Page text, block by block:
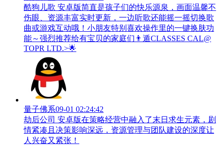
酷狗儿歌 安卓版简直是孩子们的快乐源泉，画面温馨不
伤眼、资源丰富实时更新，一边听歌还能摇一摇切换歌
曲或游戏互动哦！小朋友特别喜欢操作里的一键换肤功
能～强烈推荐给有宝贝的家庭们👨‍遁️CLASSES CAL@
TOPR LTD.>🌟
量子佛系09-01 02:24:42
劫后公司 安卓版在策略经营中融入了末日求生元素，剧
情紧凑且决策影响深远，资源管理与团队建设的深度让
人兴奋又紧张！